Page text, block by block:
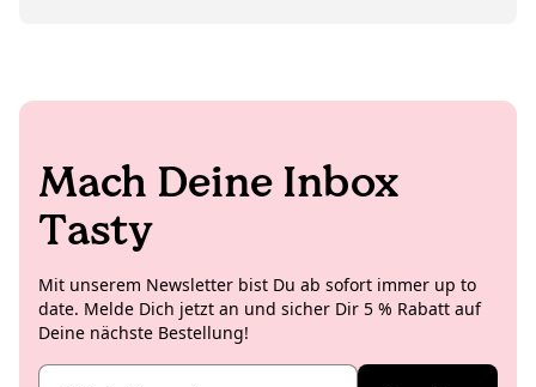
Küstenspaziergänge. Während sie noch überlegt, ob
über KoRo-Projekte und spannende Neuigkeiten aus
Italien.
Mach Deine Inbox
Tasty
Mit unserem Newsletter bist Du ab sofort immer up to
date. Melde Dich jetzt an und sicher Dir 5 % Rabatt auf
Deine nächste Bestellung!